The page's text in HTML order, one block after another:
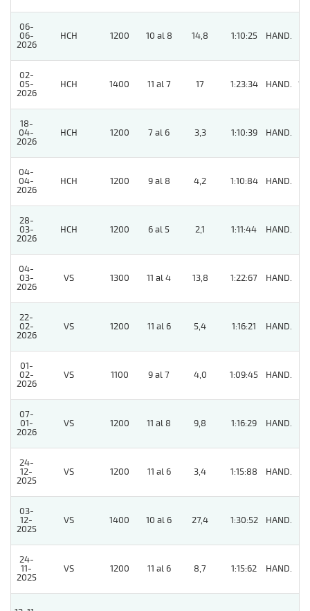
06-
06-
2026
HCH 1200 10 al 8 14,8 1:10:25 HAND.
02-
05-
2026
HCH 1400 11 al 7 17 1:23:34 HAND. 16
18-
04-
2026
HCH 1200 7 al 6 3,3 1:10:39 HAND.
04-
04-
2026
HCH 1200 9 al 8 4,2 1:10:84 HAND.
28-
03-
2026
HCH 1200 6 al 5 2,1 1:11:44 HAND.
04-
03-
2026
VS 1300 11 al 4 13,8 1:22:67 HAND.
22-
02-
2026
VS 1200 11 al 6 5,4 1:16:21 HAND.
01-
02-
2026
VS 1100 9 al 7 4,0 1:09:45 HAND.
07-
01-
2026
VS 1200 11 al 8 9,8 1:16:29 HAND.
24-
12-
2025
VS 1200 11 al 6 3,4 1:15:88 HAND.
03-
12-
2025
VS 1400 10 al 6 27,4 1:30:52 HAND.
24-
11-
2025
VS 1200 11 al 6 8,7 1:15:62 HAND.